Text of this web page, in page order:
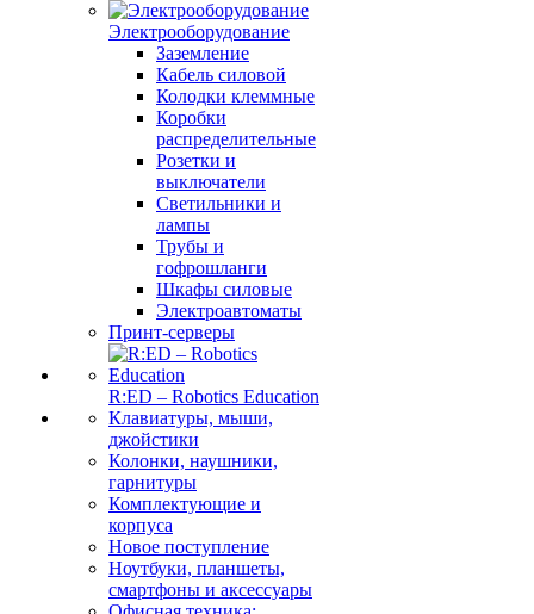
Электрооборудование
Заземление
Кабель силовой
Колодки клеммные
Коробки
распределительные
Розетки и
выключатели
Светильники и
лампы
Трубы и
гофрошланги
Шкафы силовые
Электроавтоматы
Принт-серверы
R:ED – Robotics Education
Клавиатуры, мыши,
джойстики
Колонки, наушники,
гарнитуры
Комплектующие и
корпуса
Новое поступление
Ноутбуки, планшеты,
смартфоны и аксессуары